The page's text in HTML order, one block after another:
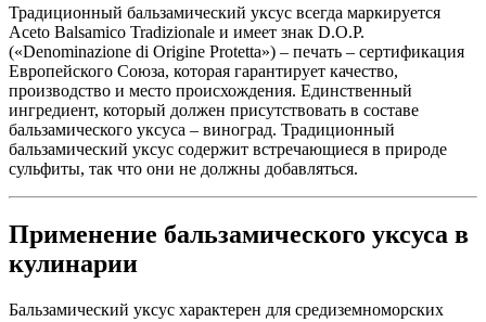
Традиционный бальзамический уксус всегда маркируется
Aceto Balsamico Tradizionale и имеет знак D.O.P.
(«Denominazione di Origine Protetta») – печать – сертификация
Европейского Союза, которая гарантирует качество,
производство и место происхождения. Единственный
ингредиент, который должен присутствовать в составе
бальзамического уксуса – виноград. Традиционный
бальзамический уксус содержит встречающиеся в природе
сульфиты, так что они не должны добавляться.
Применение бальзамического уксуса в
кулинарии
Бальзамический уксус характерен для средиземноморских